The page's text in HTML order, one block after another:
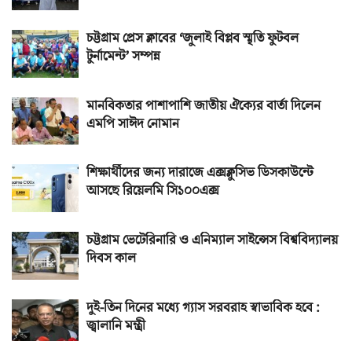
চট্টগ্রাম প্রেস ক্লাবের ‘জুলাই বিপ্লব স্মৃতি ফুটবল
টুর্নামেন্ট’ সম্পন্ন
মানবিকতার পাশাপাশি জাতীয় ঐক্যের বার্তা দিলেন
এমপি সাঈদ নোমান
শিক্ষার্থীদের জন্য দারাজে এক্সক্লুসিভ ডিসকাউন্টে
আসছে রিয়েলমি সি১০০এক্স
চট্টগ্রাম ভেটেরিনারি ও এনিম্যাল সাইন্সেস বিশ্ববিদ্যালয়
দিবস কাল
দুই-তিন দিনের মধ্যে গ্যাস সরবরাহ স্বাভাবিক হবে :
জ্বালানি মন্ত্রী